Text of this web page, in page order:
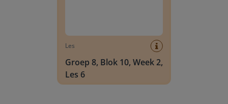
Les
Groep 8, Blok 10, Week 2,
Les 6